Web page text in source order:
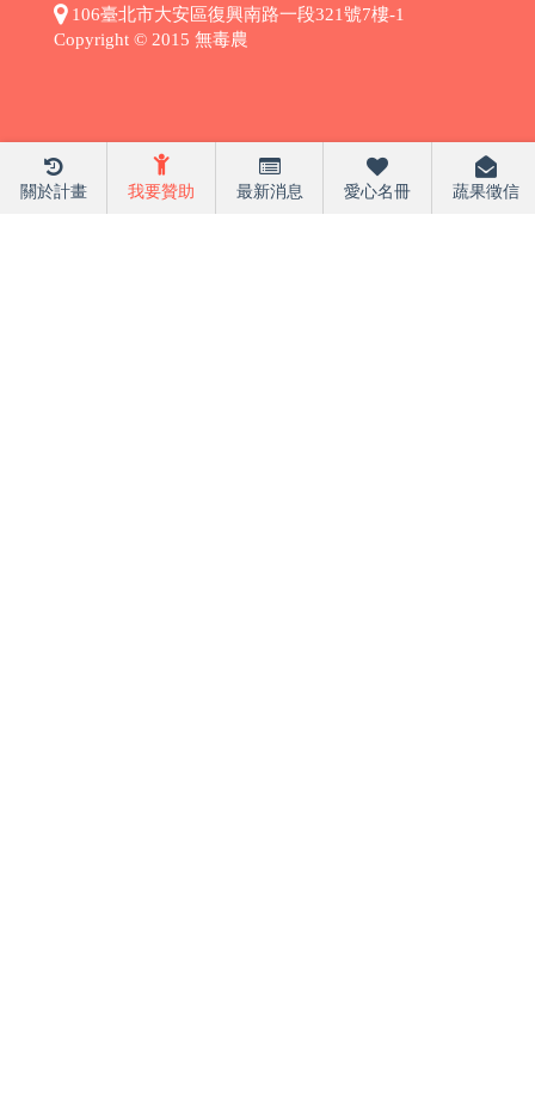
關於計畫 我要贊助 最新消息 愛心名冊 蔬果徵信
106臺北市大安區復興南路一段321號7樓-1
Copyright © 2015 無毒農